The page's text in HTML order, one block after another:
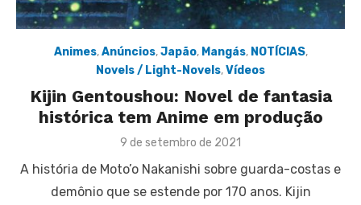
Animes,Anúncios,Japão, Mangás, NOTÍCIAS,
Novels / Light-Novels,Vídeos
Kijin Gentoushou: Novel de fantasia
histórica tem Anime em produção
Posted
9 de setembro de 2021
A história de Moto’o Nakanishi sobre guarda-costas e
demônio que se estende por 170 anos. Kijin